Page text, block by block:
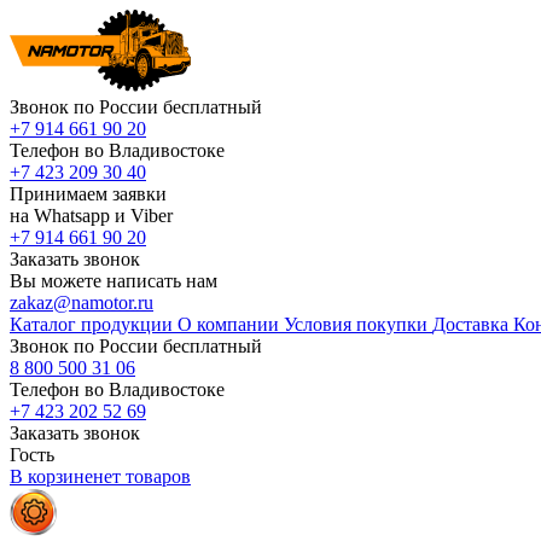
Звонок по России бесплатный
+7 914 661 90 20
Телефон во Владивостоке
+7 423 209 30 40
Принимаем заявки
на Whatsapp и Viber
+7 914 661 90 20
Заказать звонок
Вы можете написать нам
zakaz@namotor.ru
Каталог продукции О компании Условия покупки Доставка
Звонок по России бесплатный
8 800 500 31 06
Телефон во Владивостоке
+7 423 202 52 69
Заказать звонок
Гость
В корзиненет товаров